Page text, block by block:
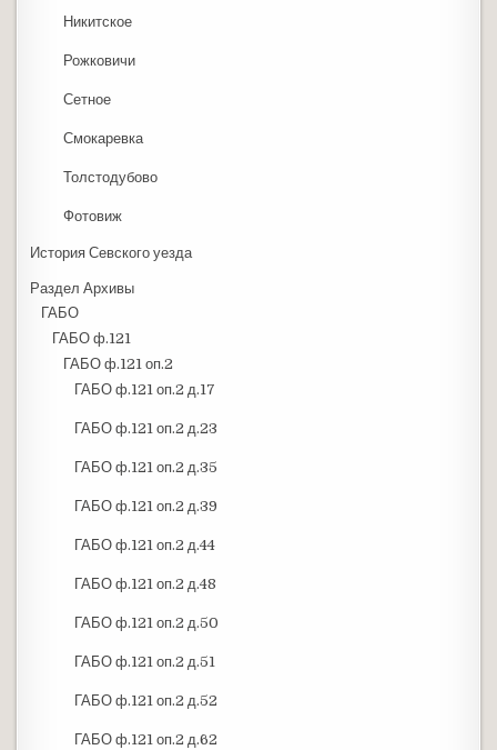
Никитское
Рожковичи
Сетное
Смокаревка
Толстодубово
Фотовиж
История Севского уезда
Раздел Архивы
ГАБО
ГАБО ф.121
ГАБО ф.121 оп.2
ГАБО ф.121 оп.2 д.17
ГАБО ф.121 оп.2 д.23
ГАБО ф.121 оп.2 д.35
ГАБО ф.121 оп.2 д.39
ГАБО ф.121 оп.2 д.44
ГАБО ф.121 оп.2 д.48
ГАБО ф.121 оп.2 д.50
ГАБО ф.121 оп.2 д.51
ГАБО ф.121 оп.2 д.52
ГАБО ф.121 оп.2 д.62